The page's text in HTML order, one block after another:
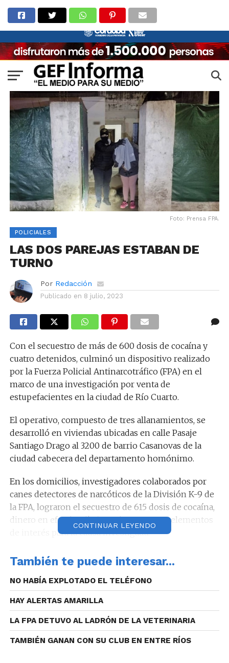
Foto: Prensa FPA.
POLICIALES
LAS DOS PAREJAS ESTABAN DE
TURNO
Por Redacción
Publicado en 8 julio, 2023
Con el secuestro de más de 600 dosis de cocaína y
cuatro detenidos, culminó un dispositivo realizado
por la Fuerza Policial Antinarcotráfico (FPA) en el
marco de una investigación por venta de
estupefacientes en la ciudad de Río Cuarto.
El operativo, compuesto de tres allanamientos, se
desarrolló en viviendas ubicadas en calle Pasaje
Santiago Drago al 3200 de barrio Casanovas de la
ciudad cabecera del departamento homónimo.
En los domicilios, investigadores colaborados por
canes detectores de narcóticos de la División K-9 de
la FPA, lograron el secuestro de 615 dosis de cocaína,
dinero en efectivo ($164.500) entre otros elementos
de interés para la causa investigada.
Cabe mencionar que, según investigaciones, los
detenidos serían dos mujeres ( 33 y 37 años) y dos
puntos de venta los cuales se turnaban para
comercializar cocaína en el sector.
CONTINUAR LEYENDO
También te puede interesar...
NO HABÍA EXPLOTADO EL TELÉFONO
HAY ALERTAS AMARILLA
LA FPA DETUVO AL LADRÓN DE LA VETERINARIA
TAMBIÉN GANAN CON SU CLUB EN ENTRE RÍOS